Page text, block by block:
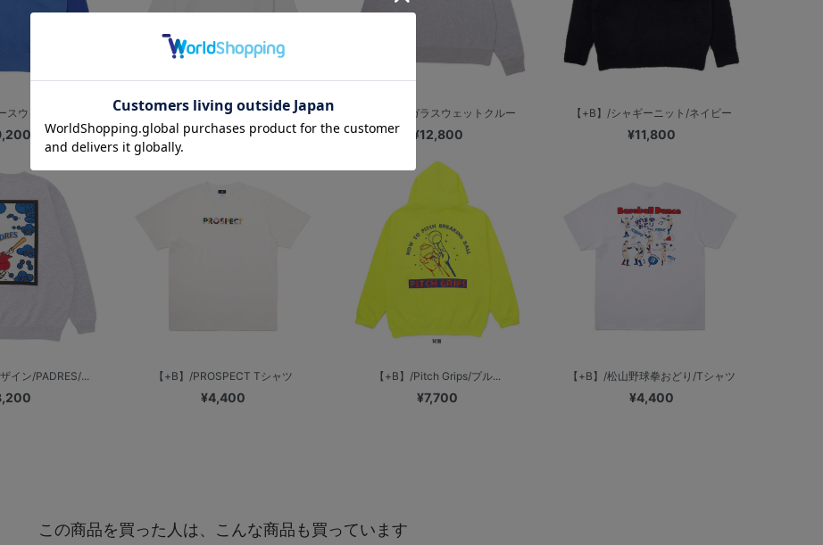
スウェットクルー/... 【+B】/DUGOUT/ロングTシャツ
¥7,200
【+B】/サガラスウェットクルー
¥12,800
【+B】/シャギーニット/ネイビー
¥11,800
イン/PADRES/... 【+B】/PROSPECT Tシャツ
¥4,400
【+B】/Pitch Grips/プル...
¥7,700
【+B】/松山野球拳おどり/Tシャツ
¥4,400
この商品を買った人は、こんな商品も買っています